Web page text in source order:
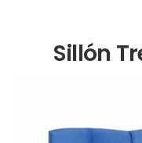
Sillón